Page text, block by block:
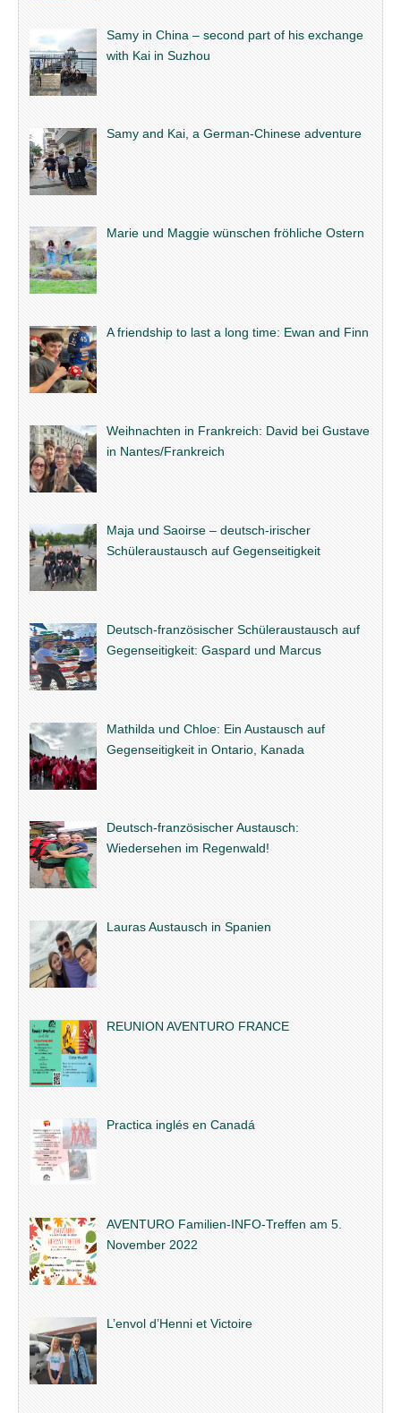
Samy in China – second part of his exchange
with Kai in Suzhou
Samy and Kai, a German-Chinese adventure
Marie und Maggie wünschen fröhliche Ostern
A friendship to last a long time: Ewan and Finn
Weihnachten in Frankreich: David bei Gustave
in Nantes/Frankreich
Maja und Saoirse – deutsch-irischer
Schüleraustausch auf Gegenseitigkeit
Deutsch-französischer Schüleraustausch auf
Gegenseitigkeit: Gaspard und Marcus
Mathilda und Chloe: Ein Austausch auf
Gegenseitigkeit in Ontario, Kanada
Deutsch-französischer Austausch:
Wiedersehen im Regenwald!
Lauras Austausch in Spanien
REUNION AVENTURO FRANCE
Practica inglés en Canadá
AVENTURO Familien-INFO-Treffen am 5.
November 2022
L’envol d’Henni et Victoire